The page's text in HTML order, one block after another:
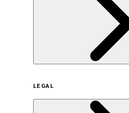
サステナビリティ
サステナビリティの取
LEGAL